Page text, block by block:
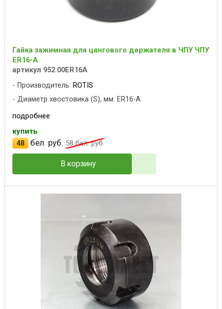
Гайка зажимная для цангового держателя в ЧПУ ЧПУ
ER16-A
артикул 952.00ER16A
Производитель: ROTIS
Диаметр хвостовика (S), мм: ER16-A
подробнее
купить
48
бел. руб. 58бел. руб.
В корзину